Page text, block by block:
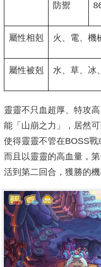
防禦
屬性相剋 火、電、機
屬性被剋 水、草、冰
靈靈不只血超厚、特攻
能「山崩之力」，居然
使得靈靈不管在BOSS戰
而且以靈靈的高血量，
活到第二回合，獲勝的